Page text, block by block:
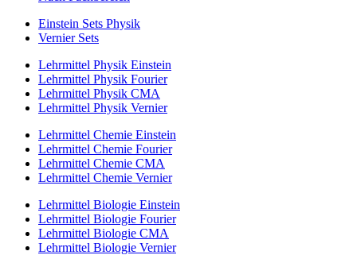
Einstein Sets Physik
Vernier Sets
Lehrmittel Physik Einstein
Lehrmittel Physik Fourier
Lehrmittel Physik CMA
Lehrmittel Physik Vernier
Lehrmittel Chemie Einstein
Lehrmittel Chemie Fourier
Lehrmittel Chemie CMA
Lehrmittel Chemie Vernier
Lehrmittel Biologie Einstein
Lehrmittel Biologie Fourier
Lehrmittel Biologie CMA
Lehrmittel Biologie Vernier